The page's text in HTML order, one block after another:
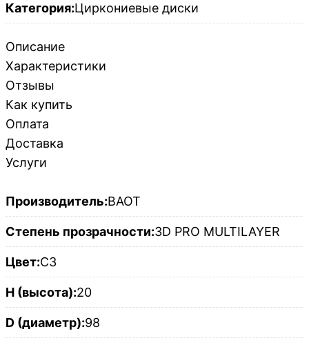
Категория:Циркониевые диски
Описание
Характеристики
Отзывы
Как купить
Оплата
Доставка
Услуги
Производитель:BAOT
Степень прозрачности:3D PRO MULTILAYER
Цвет:C3
H (высота):20
D (диаметр):98